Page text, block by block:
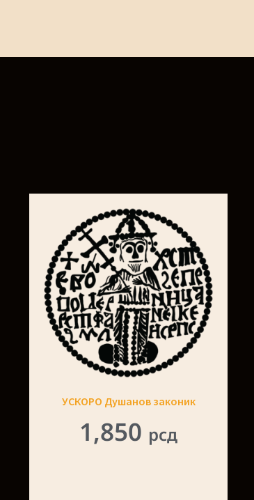
УСКОРО Душанов законик
1,850 рсд